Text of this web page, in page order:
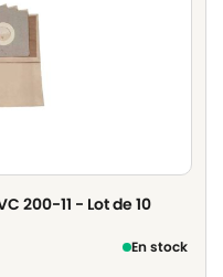
200-11 - Lot de 10
En stock